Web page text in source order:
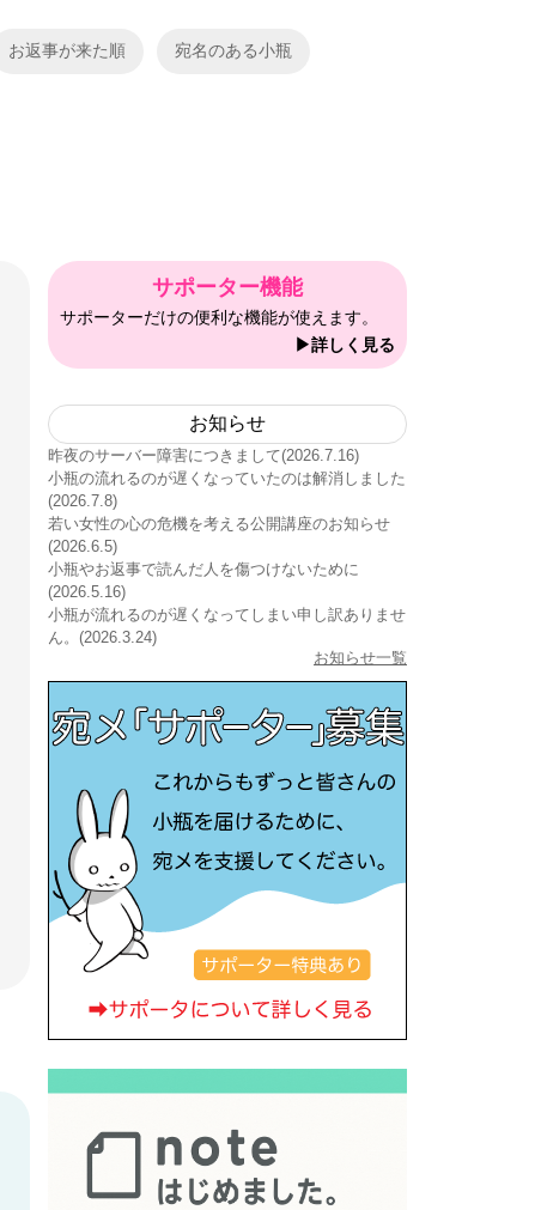
お返事が来た順 宛名のある小瓶
サポーター機能
サポーターだけの便利な機能が使えます。
▶詳しく見る
お知らせ
昨夜のサーバー障害につきまして(2026.7.16)
小瓶の流れるのが遅くなっていたのは解消しました
(2026.7.8)
若い女性の心の危機を考える公開講座のお知らせ
(2026.6.5)
小瓶やお返事で読んだ人を傷つけないために
(2026.5.16)
小瓶が流れるのが遅くなってしまい申し訳ありませ
ん。(2026.3.24)
お知らせ一覧